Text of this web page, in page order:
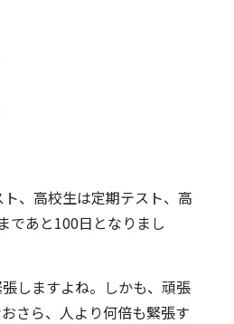
、高校生は定期テスト、高
であと100日となりまし
しますよね。しかも、頑張
さら、人より何倍も緊張す